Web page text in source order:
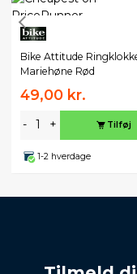
Bike Attitude
Mariehøne Rød
49,00 kr.
- + Tilføj
1-2 hverdage